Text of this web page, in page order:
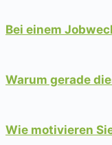
Bei einem
Warum gerade
Wie motivieren